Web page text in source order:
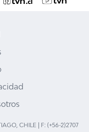
CHILE | F: (+56-2)2707